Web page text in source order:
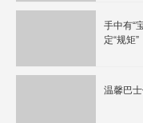
手中有“
定“规矩”
温馨巴